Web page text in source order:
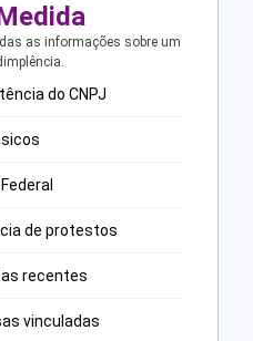
as informações sobre um
do CNPJ
de protestos
recentes
vinculadas